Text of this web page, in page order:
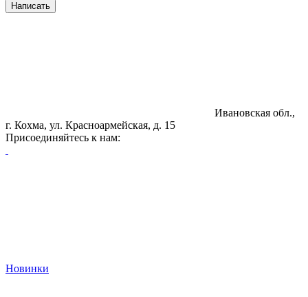
Написать
Ивановская обл.,
г. Кохма, ул. Красноармейская, д. 15
Присоединяйтесь к нам:
Новинки